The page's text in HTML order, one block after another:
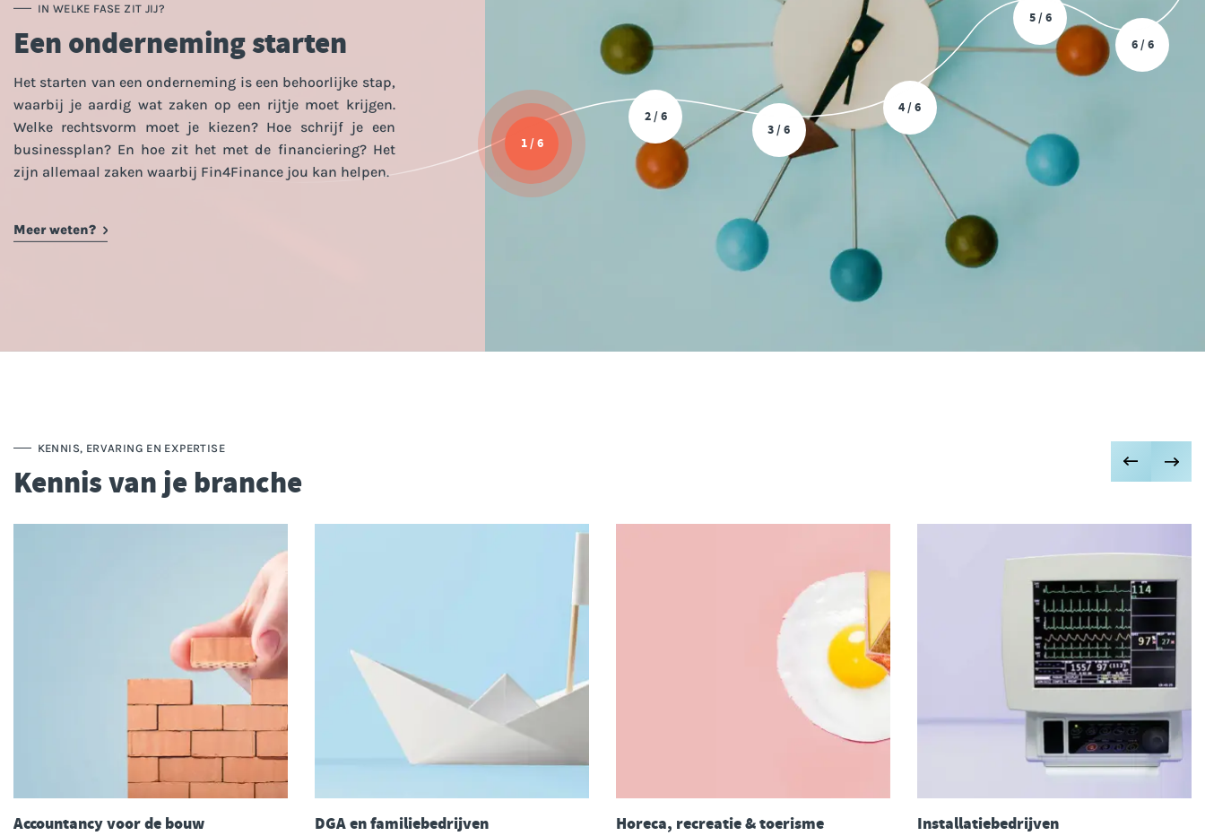
1 / 6
2 / 6
3 / 6
4 / 6
5 / 6
6 / 6
IN WELKE FASE ZIT JIJ?
Een onderneming starten
Het starten van een onderneming is een behoorlijke stap,
waarbij je aardig wat zaken op een rijtje moet krijgen.
Welke rechtsvorm moet je kiezen? Hoe schrijf je een
businessplan? En hoe zit het met de financiering? Het
zijn allemaal zaken waarbij Fin4Finance jou kan helpen.
Meer weten?
KENNIS, ERVARING EN EXPERTISE
Kennis van je branche
Accountancy voor de bouw DGA en familiebedrijven Horeca, recreatie & toerisme Installatiebedrijven